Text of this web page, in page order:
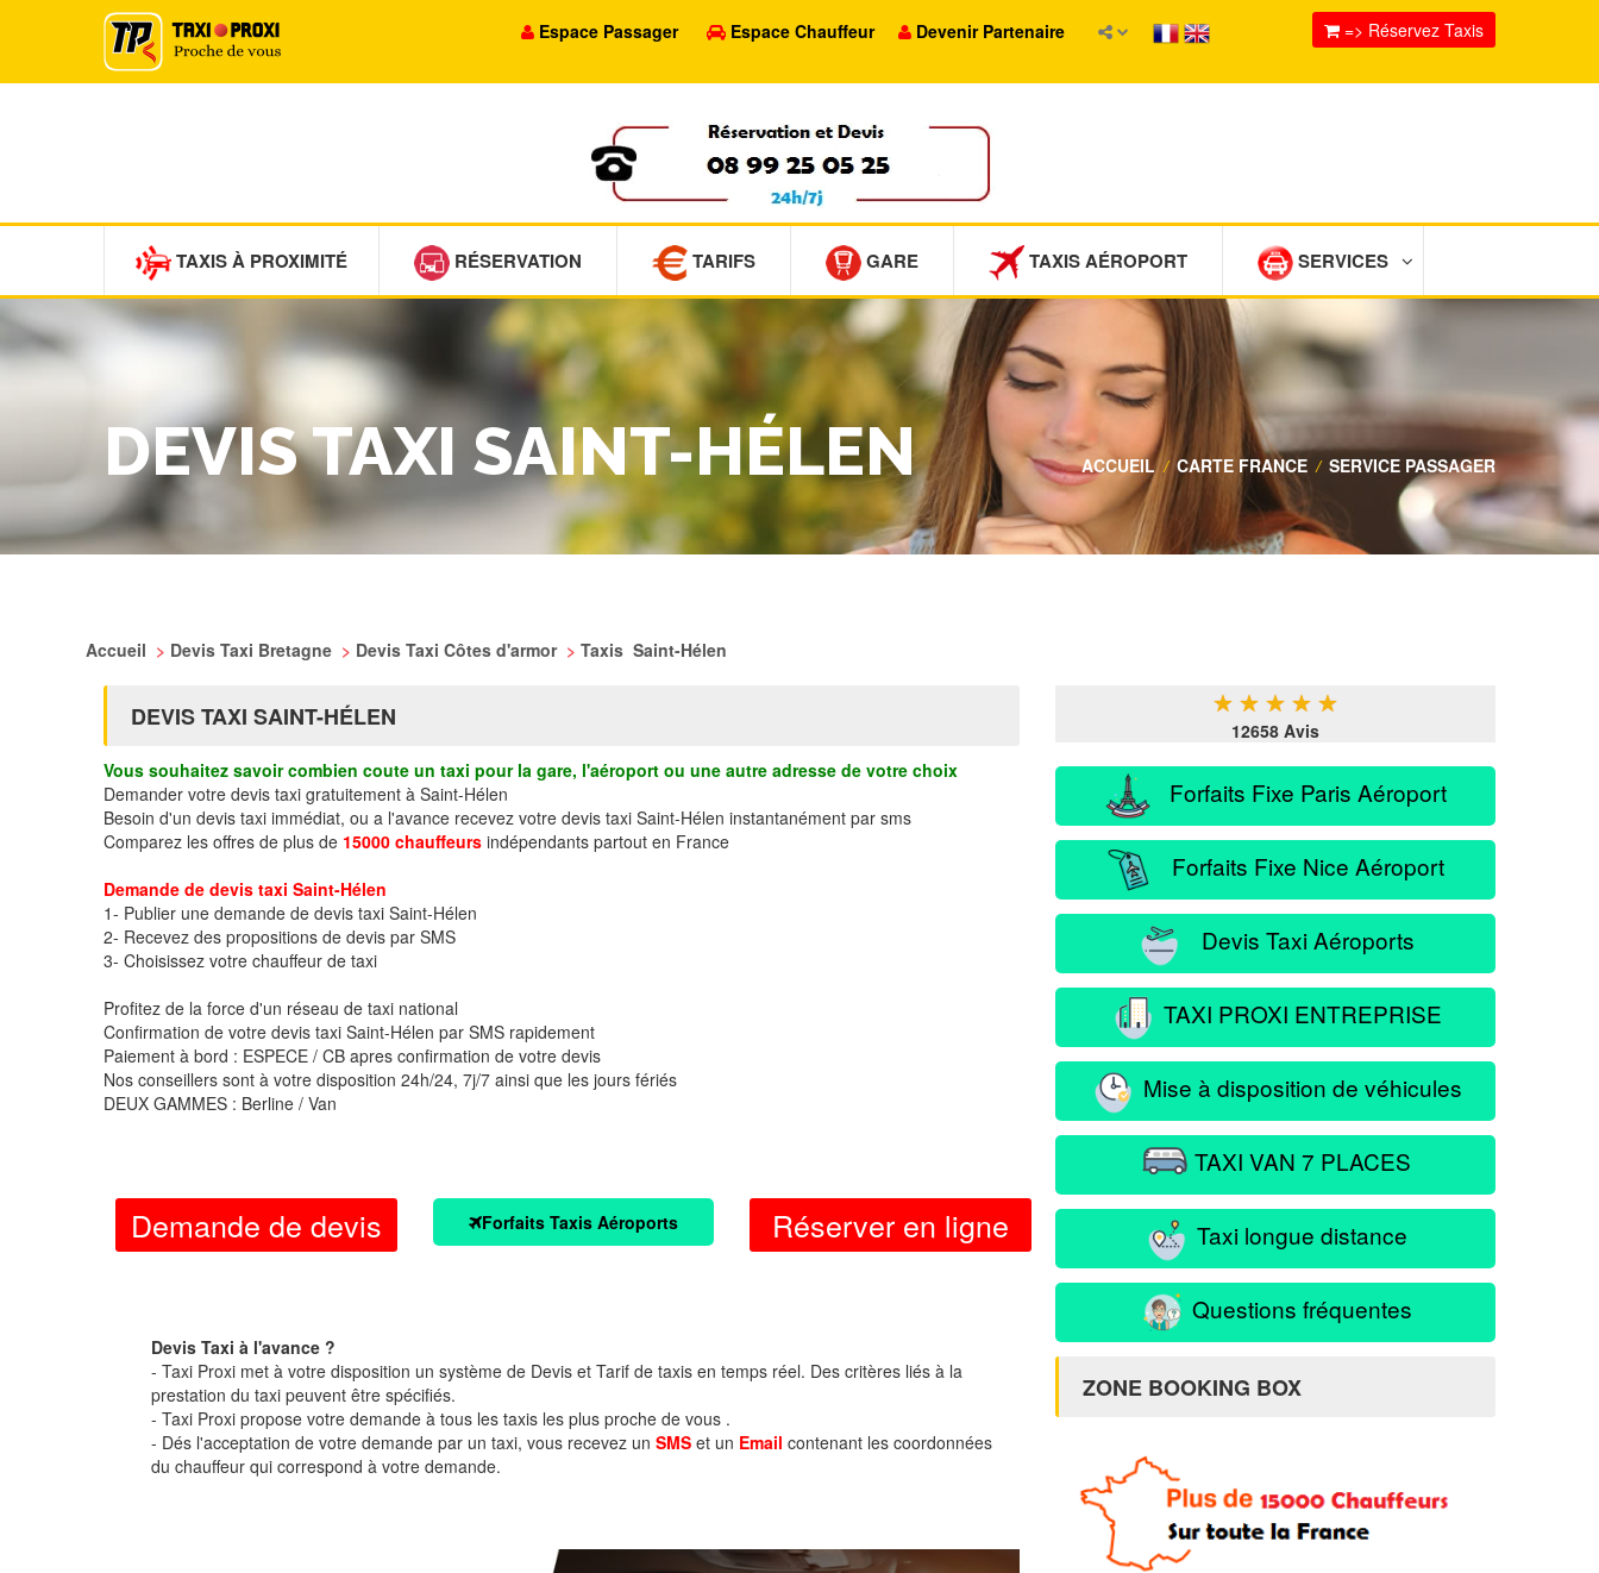
Espace Passager Espace Chauffeur Devenir Partenaire => Réservez Taxis
TAXIS À PROXIMITÉ RÉSERVATION TARIFS GARE TAXIS AÉROPORT SERVICES
DEVIS TAXI SAINT-HÉLEN ACCUEIL / CARTE FRANCE / SERVICE PASSAGER
Accueil > Devis Taxi Bretagne > Devis Taxi Côtes d'armor > Taxis Saint-Hélen
DEVIS TAXI SAINT-HÉLEN
Vous souhaitez savoir combien coute un taxi pour la gare, l'aéroport ou une autre adresse de votre choix
Demander votre devis taxi gratuitement à Saint-Hélen
Besoin d'un devis taxi immédiat, ou a l'avance recevez votre devis taxi Saint-Hélen instantanément par sms
Comparez les offres de plus de 15000 chauffeurs indépendants partout en France
Demande de devis taxi Saint-Hélen
1- Publier une demande de devis taxi Saint-Hélen
2- Recevez des propositions de devis par SMS
3- Choisissez votre chauffeur de taxi
Profitez de la force d'un réseau de taxi national
Confirmation de votre devis taxi Saint-Hélen par SMS rapidement
Paiement à bord : ESPECE / CB apres confirmation de votre devis
Nos conseillers sont à votre disposition 24h/24, 7j/7 ainsi que les jours fériés
DEUX GAMMES : Berline / Van
Demande de devis Forfaits Taxis Aéroports Réserver en ligne
Devis Taxi à l'avance ?
- Taxi Proxi met à votre disposition un système de Devis et Tarif de taxis en temps réel. Des critères liés à la
prestation du taxi peuvent être spécifiés.
- Taxi Proxi propose votre demande à tous les taxis les plus proche de vous .
- Dés l'acceptation de votre demande par un taxi, vous recevez un SMS et un Email contenant les coordonnées
du chauffeur qui correspond à votre demande.
★ ★ ★ ★ ★
12658 Avis
Forfaits Fixe Paris Aéroport
Forfaits Fixe Nice Aéroport
Devis Taxi Aéroports
TAXI PROXI ENTREPRISE
Mise à disposition de véhicules
TAXI VAN 7 PLACES
Taxi longue distance
Questions fréquentes
ZONE BOOKING BOX